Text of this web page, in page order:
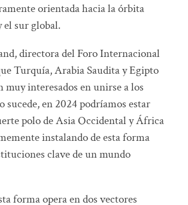
orientada hacia la órbita
el sur global.
directora del Foro Internacional
Turquía, Arabia Saudita y Egipto
muy interesados en unirse a los
sucede, en 2024 podríamos estar
polo de Asia Occidental y África
instalando de esta forma
clave de un mundo
forma opera en dos vectores